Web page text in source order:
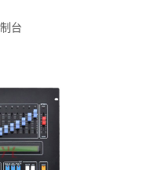
台